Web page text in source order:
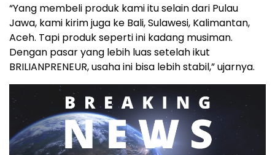
“Yang membeli produk kami itu selain dari Pulau
Jawa, kami kirim juga ke Bali, Sulawesi, Kalimantan,
Aceh. Tapi produk seperti ini kadang musiman.
Dengan pasar yang lebih luas setelah ikut
BRILIANPRENEUR, usaha ini bisa lebih stabil,” ujarnya.